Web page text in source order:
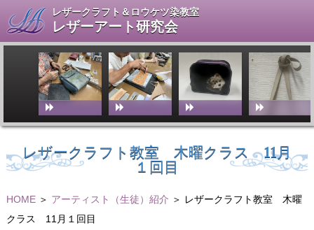
レザークラフト＆ロウケツ染教室
レザーアート研究会
レザークラフト教室 木曜クラス 11月
１回目
HOME＞ アーティスト（生徒）紹介 ＞ レザークラフト教室 木曜
クラス 11月１回目